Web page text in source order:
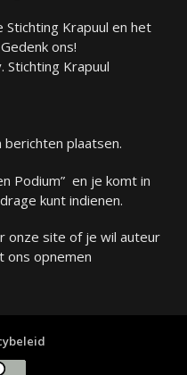
Stichting Krapuul en het
ons!
Stichting Krapuul
berichten plaatsen.
Podium” en je komt in
kunt indienen.
onze site of je wil auteur
ons opnemen